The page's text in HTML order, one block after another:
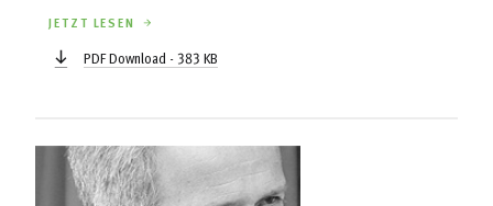
Dreharbeiten in verschiedenen Klettergärten rund um Arco sind
bereits abgeschlossen. Sehr zuversichtlich, einen schönen Streifen
abzuliefern, zeigten sich Projektleiter Michael Larcher und Regisseur
JETZT LESEN
PDF Download - 383 KB